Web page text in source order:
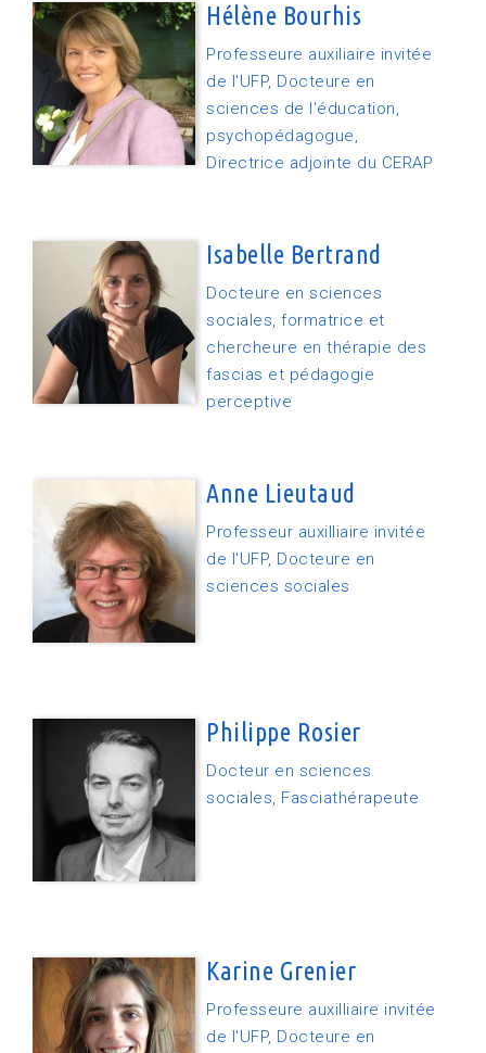
Hélène Bourhis
Professeure auxiliaire invitée
de l'UFP, Docteure en
sciences de l'éducation,
psychopédagogue,
Directrice adjointe du CERAP
Isabelle Bertrand
Docteure en sciences
sociales, formatrice et
chercheure en thérapie des
fascias et pédagogie
perceptive
Anne Lieutaud
Professeur auxilliaire invitée
de l'UFP, Docteure en
sciences sociales
Philippe Rosier
Docteur en sciences
sociales, Fasciathérapeute
Karine Grenier
Professeure auxilliaire invitée
de l'UFP, Docteure en